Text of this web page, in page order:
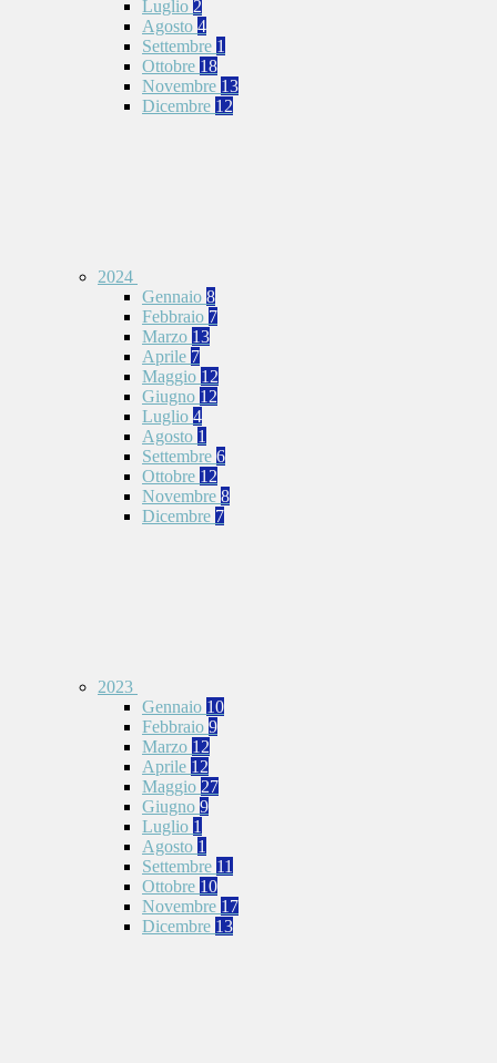
Luglio 2
Agosto 4
Settembre 1
Ottobre 18
Novembre 13
Dicembre 12
2024
Gennaio 8
Febbraio 7
Marzo 13
Aprile 7
Maggio 12
Giugno 12
Luglio 4
Agosto 1
Settembre 6
Ottobre 12
Novembre 8
Dicembre 7
2023
Gennaio 10
Febbraio 9
Marzo 12
Aprile 12
Maggio 27
Giugno 9
Luglio 1
Agosto 1
Settembre 11
Ottobre 10
Novembre 17
Dicembre 13